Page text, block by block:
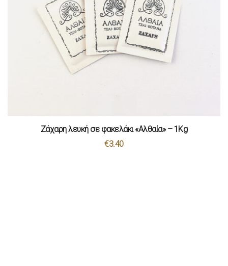
Ζάχαρη λευκή σε φακελάκι «Αλθαία» – 1Kg
€3.40